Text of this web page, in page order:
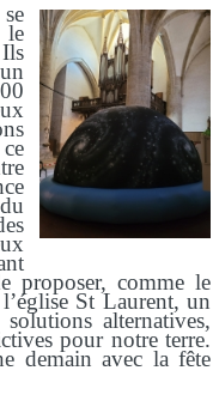
proposer, comme le
St Laurent, un
alternatives,
pour notre terre.
demain avec la fête